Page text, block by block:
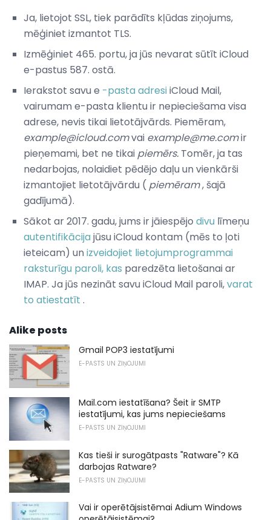
Ja, lietojot SSL, tiek parādīts kļūdas ziņojums,
mēģiniet izmantot TLS.
Izmēģiniet 465. portu, ja jūs nevarat sūtīt iCloud
e-pastus 587. ostā.
Ierakstot savu e -pasta adresiiCloud Mail,
vairumam e-pasta klientu ir nepieciešama visa
adrese, nevis tikai lietotājvārds. Piemēram,
example@icloud.comvai example@me.comir
pieņemami, bet ne tikai piemērs. Tomēr, ja tas
nedarbojas, nolaidiet pēdējo daļu un vienkārši
izmantojiet lietotājvārdu ( piemēram, šajā
gadījumā).
Sākot ar 2017. gadu, jums ir jāiespējo divu līmeņu
autentifikācijajūsu iCloud kontam (mēs to ļoti
ieteicam) un izveidojiet lietojumprogrammai
raksturīgu paroli, kas paredzēta lietošanai ar
IMAP. Ja jūs nezināt savu iCloud Mail paroli,varat
to atiestatīt .
Alike posts
Gmail POP3 iestatījumi
E-PASTS UN ZIŅOJUMI
Mail.com iestatīšana? Šeit ir SMTP
iestatījumi, kas jums nepieciešams
E-PASTS UN ZIŅOJUMI
Kas tieši ir surogātpasts "Ratware"? Kā
darbojas Ratware?
E-PASTS UN ZIŅOJUMI
Vai ir operētājsistēmai Adium Windows